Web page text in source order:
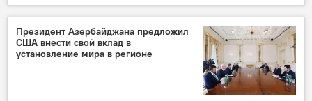
Происшествия в Азербайджане
Азербайджан
живодеры
Защита животных
Президент Азербайджана предложил
США внести свой вклад в
установление мира в регионе